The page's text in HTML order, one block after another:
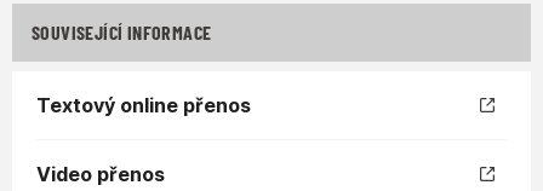
SOUVISEJÍCÍ INFORMACE
Textový online přenos
Video přenos